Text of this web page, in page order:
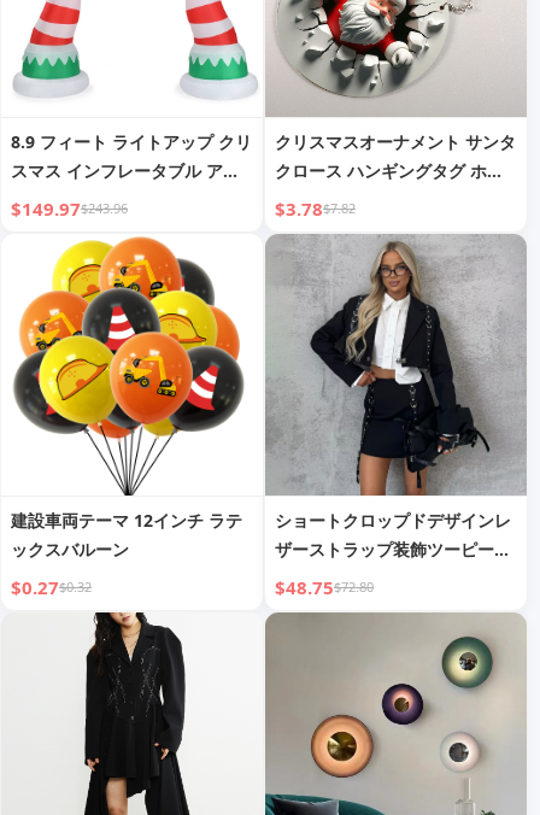
8.9 フィート ライトアップ クリ
スマス インフレータブル アー
チ
$149.97$243.96
クリスマスオーナメント サンタ
クロース ハンギングタグ ホリ
デー ウォールデコレーション
$3.78$7.82
建設車両テーマ 12インチ ラテ
ックスバルーン
$0.27$0.32
ショートクロップドデザインレ
ザーストラップ装飾ツーピース
セット秋新作レディースウェア
$48.75$72.80